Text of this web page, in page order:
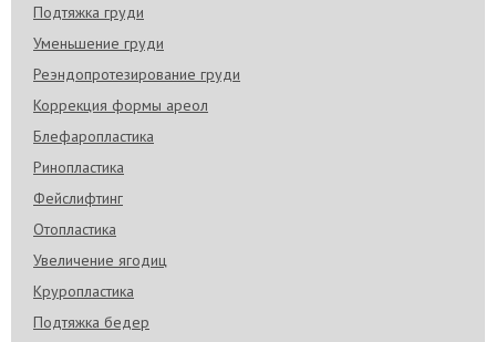
Подтяжка груди
Уменьшение груди
Реэндопротезирование груди
Коррекция формы ареол
Блефаропластика
Ринопластика
Фейслифтинг
Отопластика
Увеличение ягодиц
Круропластика
Подтяжка бедер